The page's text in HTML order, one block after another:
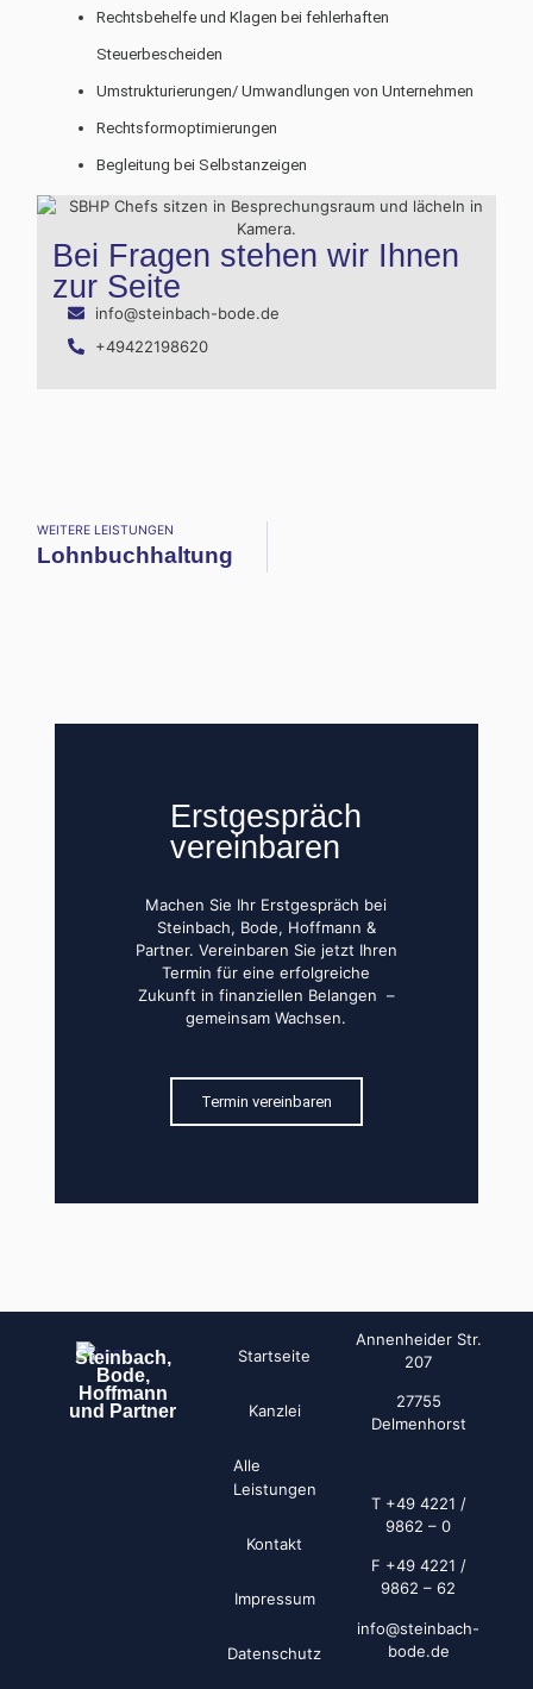
Rechtsbehelfe und Klagen bei fehlerhaften
Steuerbescheiden
Umstrukturierungen/ Umwandlungen von Unternehmen
Rechtsformoptimierungen
Begleitung bei Selbstanzeigen
Bei Fragen stehen wir Ihnen
zur Seite
info@steinbach-bode.de
+49422198620
WEITERE LEISTUNGEN
Lohnbuchhaltung
Erstgespräch
vereinbaren
Machen Sie Ihr Erstgespräch bei
Steinbach, Bode, Hoffmann &
Partner. Vereinbaren Sie jetzt Ihren
Termin für eine erfolgreiche
Zukunft in finanziellen Belangen –
gemeinsam Wachsen.
Termin vereinbaren
Steinbach,
Bode,
Hoffmann
und Partner
Startseite
Kanzlei
Alle
Leistungen
Kontakt
Impressum
Datenschutz
Annenheider Str.
207
27755
Delmenhorst
T +49 4221 /
9862 – 0
F +49 4221 /
9862 – 62
info@steinbach-
bode.de